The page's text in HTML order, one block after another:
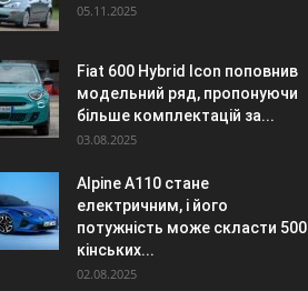
05.11.2025
Fiat 600 Hybrid Icon поповнив
модельний ряд, пропонуючи
більше комплектацій за...
03.08.2025
Alpine A110 стане
електричним, і його
потужність може скласти 500
кінських...
02.08.2025